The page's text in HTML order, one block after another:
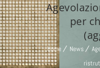
per
Home News